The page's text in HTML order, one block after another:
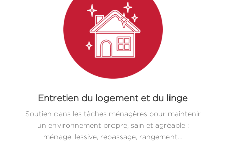
Entretien du logement et du linge
Soutien dans les tâches ménagères pour maintenir
un environnement propre, sain et agréable :
ménage, lessive, repassage, rangement…